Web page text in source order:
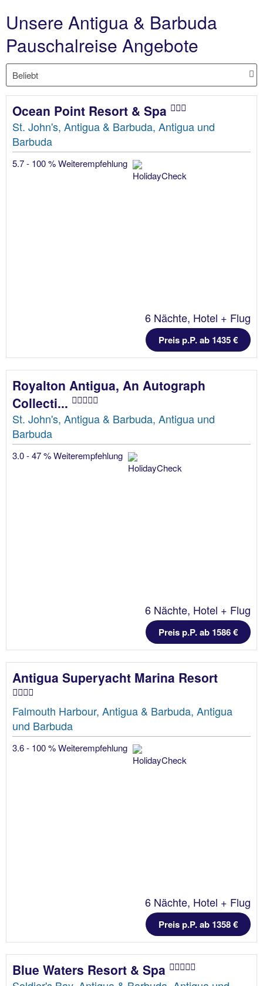
Unsere Antigua & Barbuda
Pauschalreise Angebote
Ocean Point Resort & Spa
St. John's, Antigua & Barbuda, Antigua und
Barbuda
5.7 - 100 % Weiterempfehlung
6 Nächte, Hotel + Flug
Preis p.P. ab 1435 €
Royalton Antigua, An Autograph
Collecti...
St. John's, Antigua & Barbuda, Antigua und
Barbuda
3.0 - 47 % Weiterempfehlung
6 Nächte, Hotel + Flug
Preis p.P. ab 1586 €
Antigua Superyacht Marina Resort
Falmouth Harbour, Antigua & Barbuda, Antigua
und Barbuda
3.6 - 100 % Weiterempfehlung
6 Nächte, Hotel + Flug
Preis p.P. ab 1358 €
Blue Waters Resort & Spa